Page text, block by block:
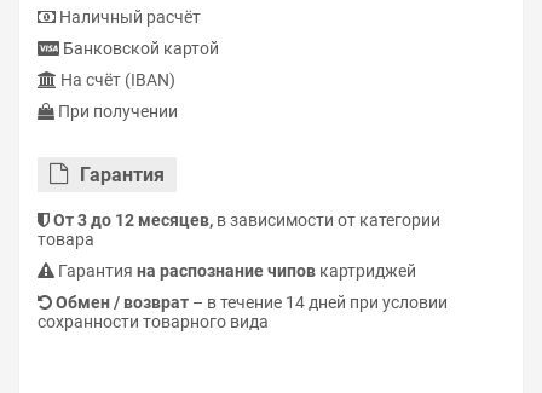
Наличный расчёт
Банковской картой
На счёт (IBAN)
При получении
Гарантия
От 3 до 12 месяцев, в зависимости от категории
товара
Гарантия на распознание чипов картриджей
Обмен / возврат – в течение 14 дней при условии
сохранности товарного вида